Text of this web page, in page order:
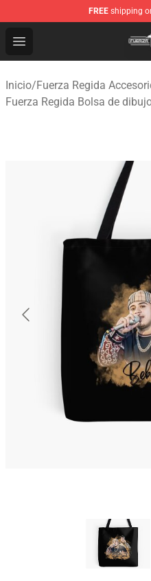
FREE shipping
Open menu
Fuerza Regida Shop -
Inicio/Fuerza Regida
Fuerza Regida Bolsa de